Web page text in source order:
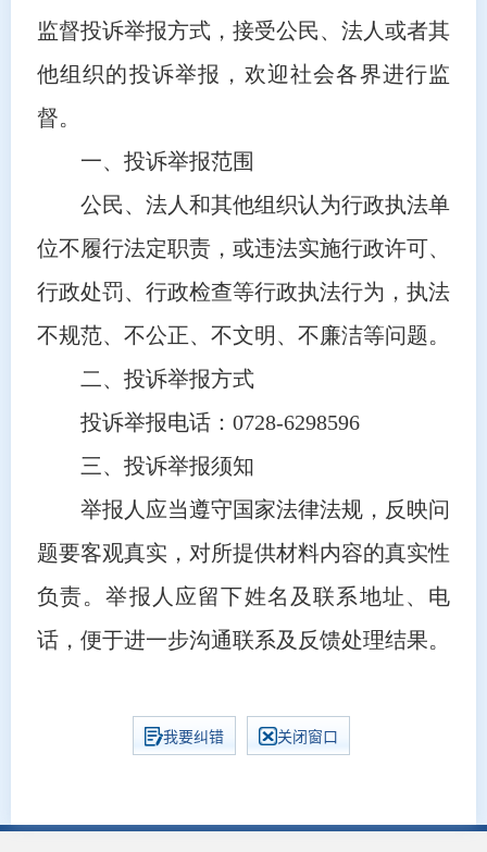
监督投诉举报方式，接受公民、法人或者其
他组织的投诉举报，欢迎社会各界进行监
督。
一、投诉举报范围
公民、法人和其他组织认为行政执法单
位不履行法定职责，或违法实施行政许可、
行政处罚、行政检查等行政执法行为，执法
不规范、不公正、不文明、不廉洁等问题。
二、投诉举报方式
投诉举报电话：0728-6298596
三、投诉举报须知
举报人应当遵守国家法律法规，反映问
题要客观真实，对所提供材料内容的真实性
负责。举报人应留下姓名及联系地址、电
话，便于进一步沟通联系及反馈处理结果。
我要纠错 关闭窗口